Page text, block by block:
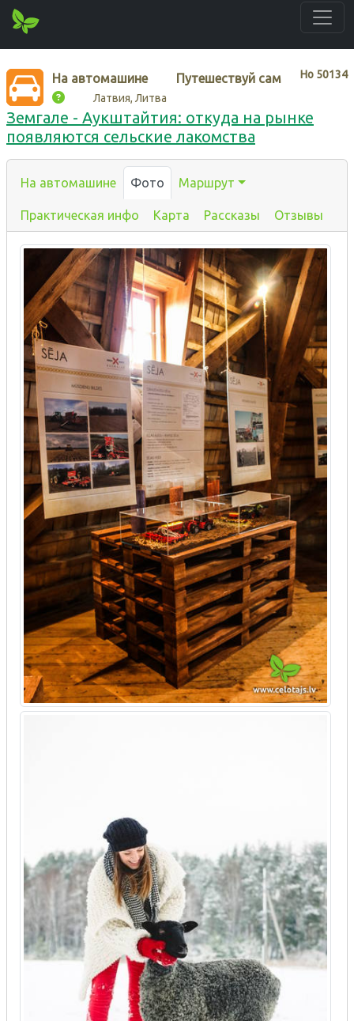
Нo 50134
На автомашине Путешествуй сам
Латвия, Литва
Земгале - Аукштайтия: откуда на рынке
появляются сельские лакомства
На автомашине Фото Маршрут
Практическая инфо Карта Рассказы Отзывы